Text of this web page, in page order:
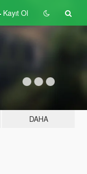
Kayıt Ol
DAHA